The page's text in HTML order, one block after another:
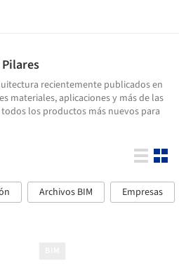
recientemente publicados en
materiales, aplicaciones y más de las
los productos más nuevos para
Archivos BIM Empresas